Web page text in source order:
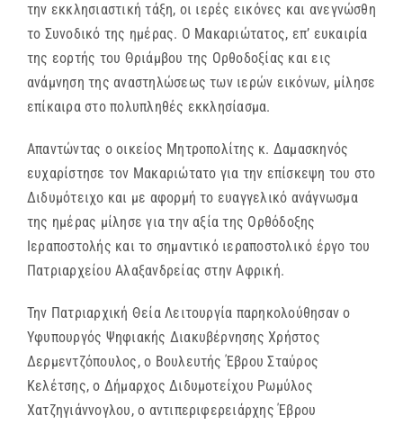
την εκκλησιαστική τάξη, οι ιερές εικόνες και ανεγνώσθη
το Συνοδικό της ημέρας. Ο Μακαριώτατος, επ’ ευκαιρία
της εορτής του Θριάμβου της Ορθοδοξίας και εις
ανάμνηση της αναστηλώσεως των ιερών εικόνων, μίλησε
επίκαιρα στο πολυπληθές εκκλησίασμα.
Απαντώντας ο οικείος Μητροπολίτης κ. Δαμασκηνός
ευχαρίστησε τον Μακαριώτατο για την επίσκεψη του στο
Διδυμότειχο και με αφορμή το ευαγγελικό ανάγνωσμα
της ημέρας μίλησε για την αξία της Ορθόδοξης
Ιεραποστολής και το σημαντικό ιεραποστολικό έργο του
Πατριαρχείου Αλαξανδρείας στην Αφρική.
Την Πατριαρχική Θεία Λειτουργία παρηκολούθησαν ο
Υφυπουργός Ψηφιακής Διακυβέρνησης Χρήστος
Δερμεντζόπουλος, ο Βουλευτής Έβρου Σταύρος
Κελέτσης, ο Δήμαρχος Διδυμοτείχου Ρωμύλος
Χατζηγιάννογλου, ο αντιπεριφερειάρχης Έβρου